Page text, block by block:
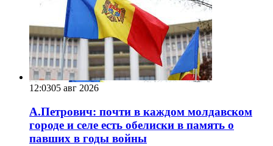
12:0305 авг 2026
А.Петрович: почти в каждом молдавском
городе и селе есть обелиски в память о
павших в годы войны